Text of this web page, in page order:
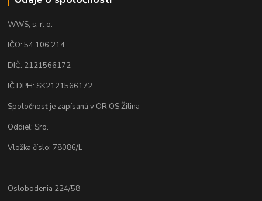
WWS, s. r. o.
IČO: 54 106 214
DIČ: 2121566172
IČ DPH: SK2121566172
Spoločnosť je zapísaná v OR OS Žilina
Oddiel: Sro.
Vložka číslo: 78086/L
Oslobodenia 224/58